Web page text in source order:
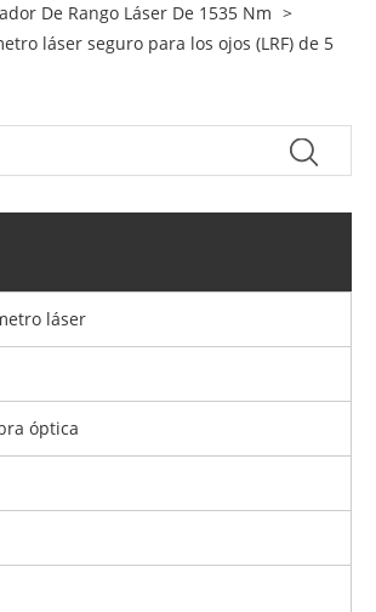
De Rango Láser De 1535 Nm >
láser seguro para los ojos (LRF) de 5
láser
óptica